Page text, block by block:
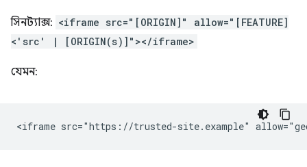
সিনট্যাক্স: <iframe src="[ORIGIN]" allow="[FEATURE]
<'src' | [ORIGIN(s)]"></iframe>
যেমন: